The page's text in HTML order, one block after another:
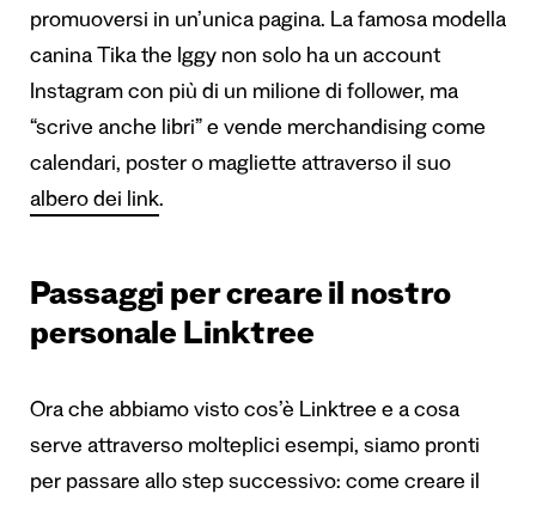
promuoversi in un’unica pagina. La famosa modella
canina Tika the Iggy non solo ha un account
Instagram con più di un milione di follower, ma
“scrive anche libri” e vende merchandising come
calendari, poster o magliette attraverso il suo
albero dei link.
Passaggi per creare il nostro
personale Linktree
Ora che abbiamo visto cos’è Linktree e a cosa
serve attraverso molteplici esempi, siamo pronti
per passare allo step successivo: come creare il